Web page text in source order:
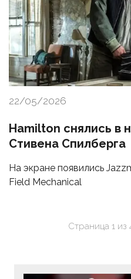
22/05/2026
Hamilton снялись в
Стивена Спилберга
На экране появились
Field Mechanical
Страница 1из